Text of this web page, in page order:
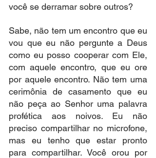
você se derramar sobre outros?
Sabe, não tem um encontro que eu
vou que eu não pergunte a Deus
como eu posso cooperar com Ele,
com aquele encontro, que eu ore
por aquele encontro. Não tem uma
cerimônia de casamento que eu
não peça ao Senhor uma palavra
profética aos noivos. Eu não
preciso compartilhar no microfone,
mas eu tenho que estar pronto
para compartilhar. Você orou por